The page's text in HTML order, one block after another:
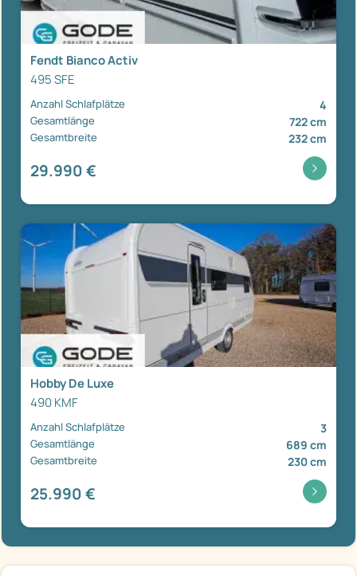
Fendt Bianco Activ
495 SFE
Anzahl Schlafplätze 4
Gesamtlänge 722 cm
Gesamtbreite 232 cm
29.990 €
Hobby De Luxe
490 KMF
Anzahl Schlafplätze 3
Gesamtlänge 689 cm
Gesamtbreite 230 cm
25.990 €